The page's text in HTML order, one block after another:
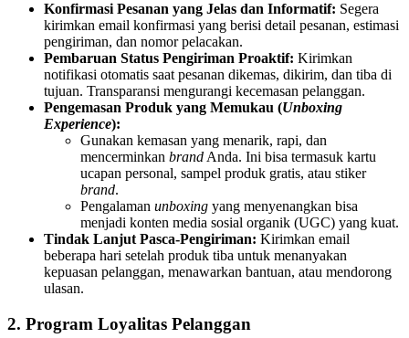
Konfirmasi Pesanan yang Jelas dan Informatif: Segera
kirimkan email konfirmasi yang berisi detail pesanan, estimasi
pengiriman, dan nomor pelacakan.
Pembaruan Status Pengiriman Proaktif: Kirimkan
notifikasi otomatis saat pesanan dikemas, dikirim, dan tiba di
tujuan. Transparansi mengurangi kecemasan pelanggan.
Pengemasan Produk yang Memukau (Unboxing
Experience):
Gunakan kemasan yang menarik, rapi, dan
mencerminkan brand Anda. Ini bisa termasuk kartu
ucapan personal, sampel produk gratis, atau stiker
brand.
Pengalaman unboxing yang menyenangkan bisa
menjadi konten media sosial organik (UGC) yang kuat.
Tindak Lanjut Pasca-Pengiriman: Kirimkan email
beberapa hari setelah produk tiba untuk menanyakan
kepuasan pelanggan, menawarkan bantuan, atau mendorong
ulasan.
2. Program Loyalitas Pelanggan